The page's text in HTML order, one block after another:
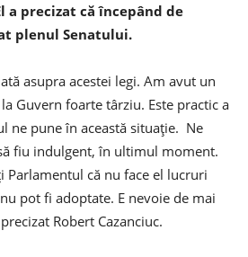
a precizat că începând de
plenul Senatului.
asupra acestei legi. Am avut un
Guvern foarte târziu. Este practic a
ne pune în această situație. Ne
fiu indulgent, în ultimul moment.
Parlamentul că nu face el lucruri
pot fi adoptate. E nevoie de mai
Robert Cazanciuc.